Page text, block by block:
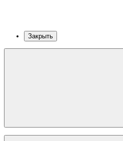
Закрыть